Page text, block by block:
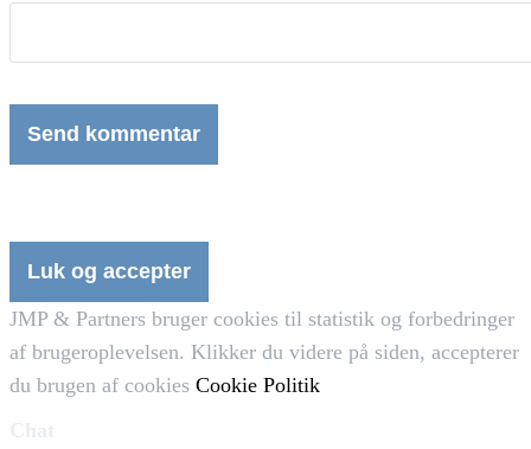
JMP & Partners bruger cookies til statistik og forbedringer
af brugeroplevelsen. Klikker du videre på siden, accepterer
du brugen af cookies Cookie Politik